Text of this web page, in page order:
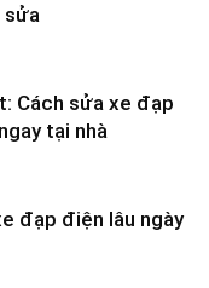
sửa
Cách sửa xe đạp
tại nhà
đạp điện lâu ngày